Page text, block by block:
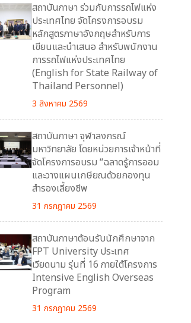
สถาบันภาษา ร่วมกับการรถไฟแห่ง
ประเทศไทย จัดโครงการอบรม
หลักสูตรภาษาอังกฤษสำหรับการ
เขียนและนำเสนอ สำหรับพนักงาน
การรถไฟแห่งประเทศไทย
(English for State Railway of
Thailand Personnel)
3 สิงหาคม 2569
สถาบันภาษา จุฬาลงกรณ์
มหาวิทยาลัย โดยหน่วยการเจ้าหน้าที่
จัดโครงการอบรม “ฉลาดรู้การออม
และวางแผนเกษียณด้วยกองทุน
สำรองเลี้ยงชีพ
31 กรกฎาคม 2569
สถาบันภาษาต้อนรับนักศึกษาจาก
FPT University ประเทศ
เวียดนาม รุ่นที่ 16 ภายใต้โครงการ
Intensive English Overseas
Program
31 กรกฎาคม 2569